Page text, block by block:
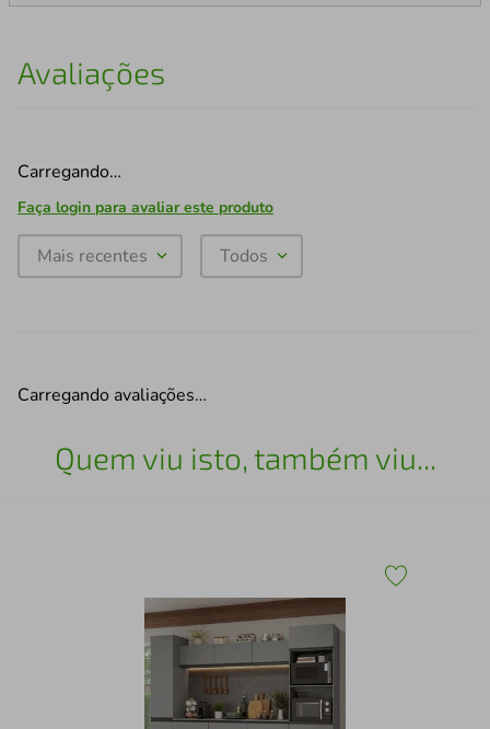
Avaliações
Carregando…
Faça login para avaliar este produto
Mais recentes Todos
Carregando avaliações…
Quem viu isto, também viu...